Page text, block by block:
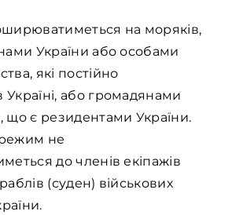
на моряків,
України або особами
які постійно
або громадянами
що є резидентами України.
не
до членів екіпажів
(суден) військових